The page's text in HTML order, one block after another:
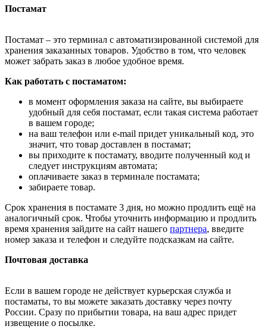
Постамат
Постамат – это терминал с автоматизированной системой для
хранения заказанных товаров. Удобство в том, что человек
может забрать заказ в любое удобное время.
Как работать с постаматом:
в момент оформления заказа на сайте, вы выбираете
удобный для себя постамат, если такая система работает
в вашем городе;
на ваш телефон или e-mail придет уникальный код, это
значит, что товар доставлен в постамат;
вы приходите к постамату, вводите полученный код и
следует инструкциям автомата;
оплачиваете заказ в терминале постамата;
забираете товар.
Срок хранения в постамате 3 дня, но можно продлить ещё на
аналогичный срок. Чтобы уточнить информацию и продлить
время хранения зайдите на сайт нашего партнера, введите
номер заказа и телефон и следуйте подсказкам на сайте.
Почтовая доставка
Если в вашем городе не действует курьерская служба и
постаматы, то вы можете заказать доставку через почту
России. Сразу по прибытии товара, на ваш адрес придет
извещение о посылке.